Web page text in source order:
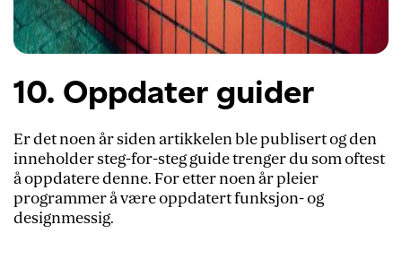
10. Oppdater guider
Er det noen år siden artikkelen ble publisert og den
inneholder steg-for-steg guide trenger du som oftest
å oppdatere denne. For etter noen år pleier
programmer å være oppdatert funksjon- og
designmessig.